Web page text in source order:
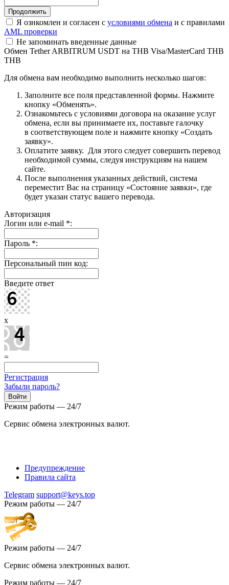
Я ознкомлен и согласен с условиями обмена и с правилами
AML проверки
Не запоминать введенные данные
Обмен Tether ARBITRUM USDT на THB Visa/MasterCard THB
THB
Для обмена вам необходимо выполнить несколько шагов:
Заполните все поля представленной формы. Нажмите
кнопку «Обменять».
Ознакомьтесь с условиями договора на оказание услуг
обмена, если вы принимаете их, поставьте галочку
в соответствующем поле и нажмите кнопку «Создать
заявку».
Оплатите заявку. Для этого следует совершить перевод
необходимой суммы, следуя инструкциям на нашем
сайте.
После выполнения указанных действий, система
переместит Вас на страницу «Состояние заявки», где
будет указан статус вашего перевода.
Авторизация
Логин или e-mail *:
Пароль *:
Персональный пин код:
Введите ответ
x
=
Регистрация
Забыли пароль?
Режим работы — 24/7
Сервис обмена электронных валют.
Предупреждение
Правила сайта
Telegram support@keys.top
Режим работы — 24/7
Режим работы — 24/7
Сервис обмена электронных валют.
Режим работы — 24/7